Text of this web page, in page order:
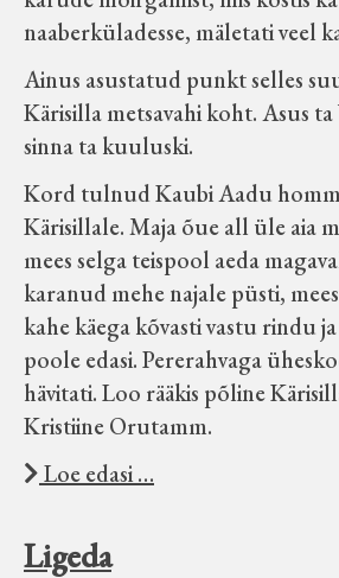
naaberküladesse, mäletati veel
Ainus asustatud punkt selles
Kärisilla metsavahi koht. Asus
sinna ta kuuluski.
Kord tulnud Kaubi Aadu
Kärisillale. Maja õue all üle aia
mees selga teispool aeda
karanud mehe najale püsti,
kahe käega kõvasti vastu rindu
poole edasi. Pererahvaga
hävitati. Loo rääkis põline
Kristiine Orutamm.
Loe edasi …
Ligeda